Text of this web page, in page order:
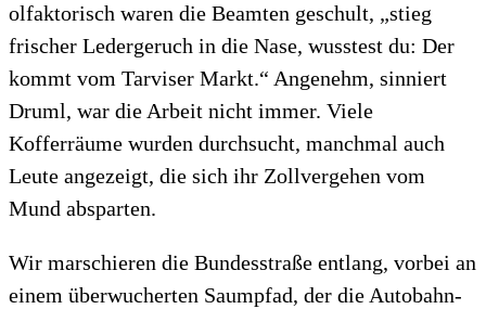
olfaktorisch waren die Beamten geschult, „stieg
frischer Ledergeruch in die Nase, wusstest du: Der
kommt vom Tarviser Markt.“ Angenehm, sinniert
Druml, war die Arbeit nicht immer. Viele
Kofferräume wurden durchsucht, manchmal auch
Leute angezeigt, die sich ihr Zollvergehen vom
Mund absparten.
Wir marschieren die Bundesstraße entlang, vorbei an
einem überwucherten Saumpfad, der die Autobahn-